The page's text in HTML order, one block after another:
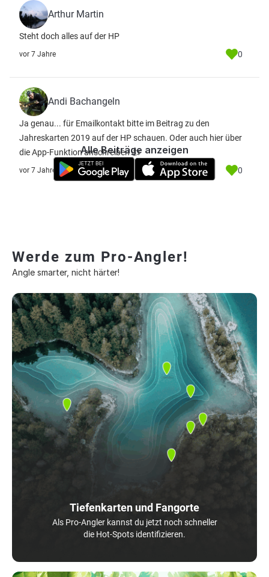
Arthur Martin
Steht doch alles auf der HP
vor 7 Jahre 0
Andi Bachangeln
Ja genau... für Emailkontakt bitte im Beitrag zu den
Jahreskarten 2019 auf der HP schauen. Oder auch hier über
die App-Funktion anschreiben 👍
vor 7 Jahre 0
Alle Beiträge anzeigen
Werde zum Pro-Angler!
Angle smarter, nicht härter!
Tiefenkarten und Fangorte
Als Pro-Angler kannst du jetzt noch schneller
die Hot-Spots identifizieren.